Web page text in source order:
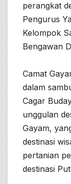
perangkat
Pengurus
Kelompok
Bengawan
Camat
dalam
Cagar
unggulan
Gayam,
destinasi
pertanian
destinasi